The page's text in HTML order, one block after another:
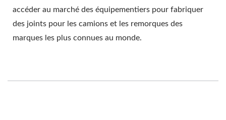
accéder au marché des équipementiers pour fabriquer
des joints pour les camions et les remorques des
marques les plus connues au monde.